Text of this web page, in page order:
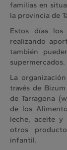
familias en
la provincia de
Estos días los
realizando
también
supermercados.
La
través de
de Tarragona
de los
leche, aceite y
otros
infantil.